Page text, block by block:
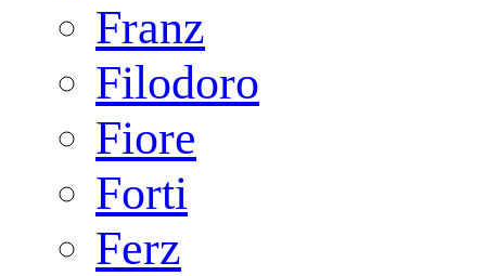
Franz
Filodoro
Fiore
Forti
Ferz